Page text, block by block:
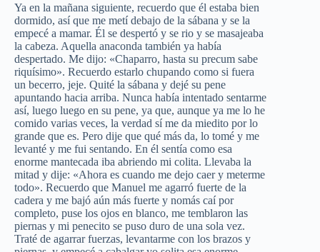
Ya en la mañana siguiente, recuerdo que él estaba bien
dormido, así que me metí debajo de la sábana y se la
empecé a mamar. Él se despertó y se rio y se masajeaba
la cabeza. Aquella anaconda también ya había
despertado. Me dijo: «Chaparro, hasta su precum sabe
riquísimo». Recuerdo estarlo chupando como si fuera
un becerro, jeje. Quité la sábana y dejé su pene
apuntando hacia arriba. Nunca había intentado sentarme
así, luego luego en su pene, ya que, aunque ya me lo he
comido varias veces, la verdad sí me da miedito por lo
grande que es. Pero dije que qué más da, lo tomé y me
levanté y me fui sentando. En él sentía como esa
enorme mantecada iba abriendo mi colita. Llevaba la
mitad y dije: «Ahora es cuando me dejo caer y meterme
todo». Recuerdo que Manuel me agarró fuerte de la
cadera y me bajó aún más fuerte y nomás caí por
completo, puse los ojos en blanco, me temblaron las
piernas y mi penecito se puso duro de una sola vez.
Traté de agarrar fuerzas, levantarme con los brazos y